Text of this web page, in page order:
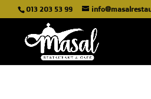
013 203 53 99